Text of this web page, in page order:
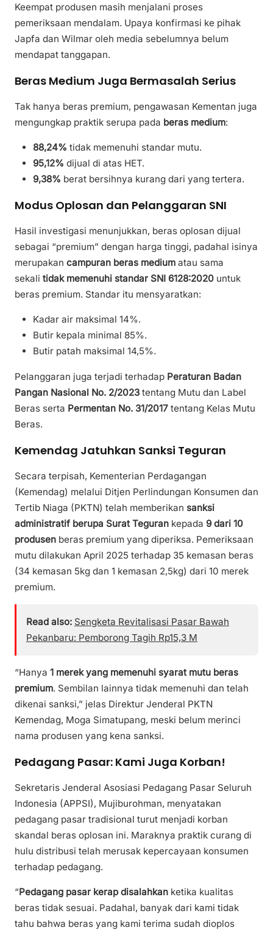
Keempat produsen masih menjalani proses
pemeriksaan mendalam. Upaya konfirmasi ke pihak
Japfa dan Wilmar oleh media sebelumnya belum
mendapat tanggapan.
Beras Medium Juga Bermasalah Serius
Tak hanya beras premium, pengawasan Kementan juga
mengungkap praktik serupa pada beras medium:
88,24% tidak memenuhi standar mutu.
95,12% dijual di atas HET.
9,38% berat bersihnya kurang dari yang tertera.
Modus Oplosan dan Pelanggaran SNI
Hasil investigasi menunjukkan, beras oplosan dijual
sebagai “premium” dengan harga tinggi, padahal isinya
merupakan campuran beras medium atau sama
sekali tidak memenuhi standar SNI 6128:2020 untuk
beras premium. Standar itu mensyaratkan:
Kadar air maksimal 14%.
Butir kepala minimal 85%.
Butir patah maksimal 14,5%.
Pelanggaran juga terjadi terhadap Peraturan Badan
Pangan Nasional No. 2/2023 tentang Mutu dan Label
Beras serta Permentan No. 31/2017 tentang Kelas Mutu
Beras.
Kemendag Jatuhkan Sanksi Teguran
Secara terpisah, Kementerian Perdagangan
(Kemendag) melalui Ditjen Perlindungan Konsumen dan
Tertib Niaga (PKTN) telah memberikan sanksi
administratif berupa Surat Teguran kepada 9 dari 10
produsen beras premium yang diperiksa. Pemeriksaan
mutu dilakukan April 2025 terhadap 35 kemasan beras
(34 kemasan 5kg dan 1 kemasan 2,5kg) dari 10 merek
premium.
Read also: Sengketa Revitalisasi Pasar Bawah
Pekanbaru: Pemborong Tagih Rp15,3 M
“Hanya 1 merek yang memenuhi syarat mutu beras
premium. Sembilan lainnya tidak memenuhi dan telah
dikenai sanksi,” jelas Direktur Jenderal PKTN
Kemendag, Moga Simatupang, meski belum merinci
nama produsen yang kena sanksi.
Pedagang Pasar: Kami Juga Korban!
Sekretaris Jenderal Asosiasi Pedagang Pasar Seluruh
Indonesia (APPSI), Mujiburohman, menyatakan
pedagang pasar tradisional turut menjadi korban
skandal beras oplosan ini. Maraknya praktik curang di
hulu distribusi telah merusak kepercayaan konsumen
terhadap pedagang.
“Pedagang pasar kerap disalahkan ketika kualitas
beras tidak sesuai. Padahal, banyak dari kami tidak
tahu bahwa beras yang kami terima sudah dioplos